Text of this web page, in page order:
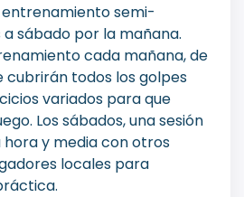
semi-
sábado por la mañana.
cada mañana, de
cubrirán todos los golpes
variados para que
Los sábados, una sesión
y media con otros
locales para